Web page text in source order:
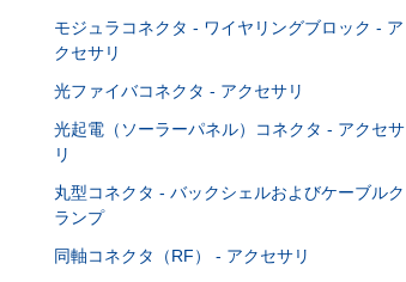
モジュラコネクタ - ワイヤリングブロック - ア
クセサリ
光ファイバコネクタ - アクセサリ
光起電（ソーラーパネル）コネクタ - アクセサ
リ
丸型コネクタ - バックシェルおよびケーブルク
ランプ
同軸コネクタ（RF） - アクセサリ